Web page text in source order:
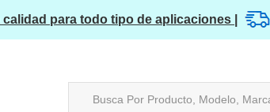
para todo tipo de aplicaciones |